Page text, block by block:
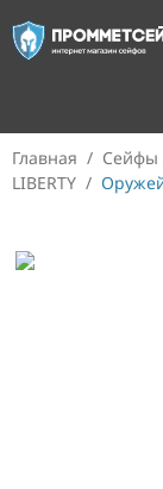
Главная / Сейфы
LIBERTY /